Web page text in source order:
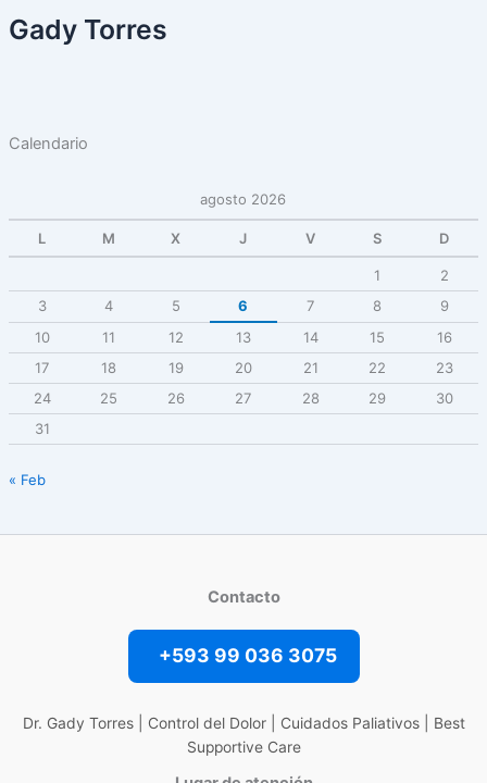
Gady Torres
Calendario
agosto 2026
L M X J V S D
1
2
3
4 5 6 7 8
9
10
11 12 13 14 15
16
17
18 19 20 21 22
23
24
25 26 27 28 29
30
31
« Feb
Contacto
+593 99 036 3075
Dr. Gady Torres | Control del Dolor | Cuidados Paliativos | Best
Supportive Care